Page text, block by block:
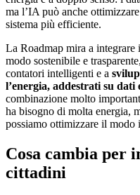
ma l’IA può anche
sistema più efficiente.
La Roadmap mira a integrare
modo sostenibile e
contatori intelligenti e a
l’energia, addestrati su dati
combinazione molto
ha bisogno di molta energia,
possiamo ottimizzare il modo
Cosa cambia per
cittadini